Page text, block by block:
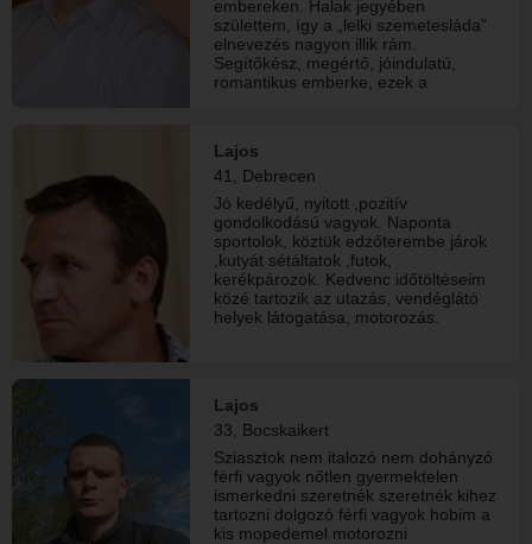
embereken. Halak jegyében
születtem, így a „lelki szemetesláda”
elnevezés nagyon illik rám.
Segítőkész, megértő, jóindulatú,
romantikus emberke, ezek a
lélekből adhat. Hangsúlyozom,
szeretnék.
Lajos
41, Debrecen
Jó kedélyű, nyitott ,pozitív
gondolkodású vagyok. Naponta
sportolok, köztük edzőterembe járok
,kutyát sétáltatok ,futok,
kerékpározok. Kedvenc időtöltéseim
közé tartozik az utazás, vendéglátó
helyek látogatása, motorozás.
Lajos
33, Bocskaikert
Sziasztok nem italozó nem dohányzó
férfi vagyok nőtlen gyermektelen
ismerkedni szeretnék szeretnék kihez
tartozni dolgozó férfi vagyok hobim a
kis mopedemel motorozni